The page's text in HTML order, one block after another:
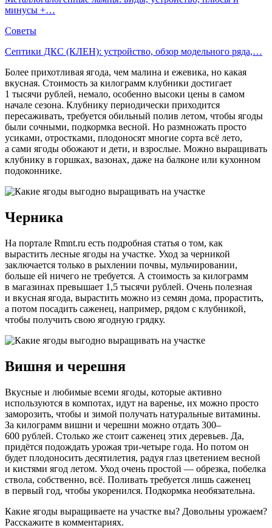
минусы +…
Советы
Септики ДКС (КЛЕН): устройство, обзор модельного ряда,…
Более прихотливая ягода, чем малина и ежевика, но какая
вкусная. Стоимость за килограмм клубники достигает
1 тысячи рублей, немало, особенно высоки цены в самом
начале сезона. Клубнику периодически приходится
пересаживать, требуется обильный полив летом, чтобы ягоды
были сочными, подкормка весной. Но размножать просто
усиками, отростками, плодоносят многие сорта всё лето,
а сами ягоды обожают и дети, и взрослые. Можно выращивать
клубнику в горшках, вазонах, даже на балконе или кухонном
подоконнике.
Черника
На портале Rmnt.ru есть подробная статья о том, как
вырастить лесные ягоды на участке. Уход за черникой
заключается только в рыхлении почвы, мульчировании,
больше ей ничего не требуется. А стоимость за килограмм
в магазинах превышает 1,5 тысячи рублей. Очень полезная
и вкусная ягода, вырастить можно из семян дома, прорастить,
а потом посадить саженец, например, рядом с клубникой,
чтобы получить свою ягодную грядку.
Вишня и черешня
Вкусные и любимые всеми ягоды, которые активно
используются в компотах, идут на варенье, их можно просто
заморозить, чтобы и зимой получать натуральные витамины.
За килограмм вишни и черешни можно отдать 300–
600 рублей. Столько же стоит саженец этих деревьев. Да,
придётся подождать урожая три-четыре года. Но потом он
будет плодоносить десятилетия, радуя глаз цветением весной
и кистями ягод летом. Уход очень простой — обрезка, побелка
ствола, собственно, всё. Поливать требуется лишь саженец
в первый год, чтобы укоренился. Подкормка необязательна.
Какие ягоды выращиваете на участке вы? Довольны урожаем?
Расскажите в комментариях.